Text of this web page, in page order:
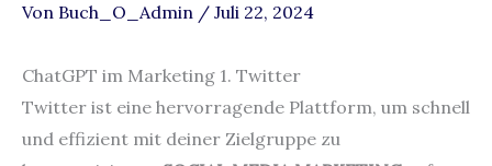
Von Buch_O_Admin / Juli 22, 2024
ChatGPT im Marketing 1. Twitter
Twitter ist eine hervorragende Plattform, um schnell
und effizient mit deiner Zielgruppe zu